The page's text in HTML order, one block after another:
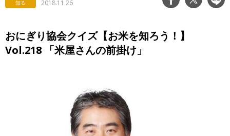
知る 2018.11.26
おにぎり協会クイズ【お米を知ろう！】
Vol.218 「米屋さんの前掛け」